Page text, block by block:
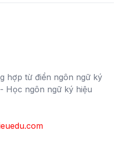
hợp từ điển ngôn ngữ ký
Học ngôn ngữ ký hiệu